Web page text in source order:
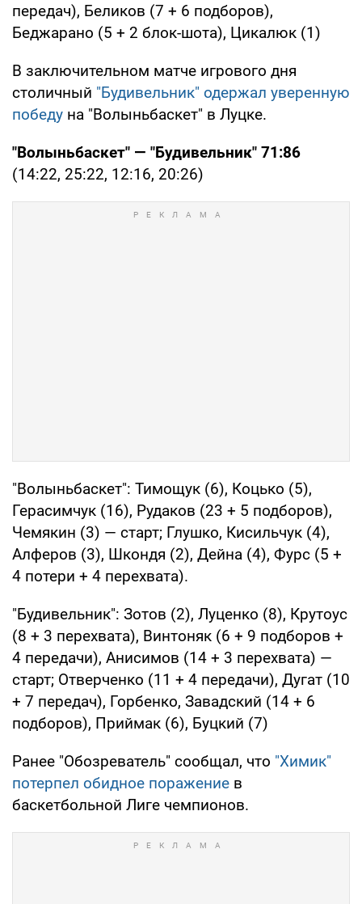
передач), Беликов (7 + 6 подборов),
Беджарано (5 + 2 блок-шота), Цикалюк (1)
В заключительном матче игрового дня
столичный "Будивельник" одержал уверенную
победу на "Волыньбаскет" в Луцке.
"Волыньбаскет" — "Будивельник" 71:86
(14:22, 25:22, 12:16, 20:26)
"Волыньбаскет": Тимощук (6), Коцько (5),
Герасимчук (16), Рудаков (23 + 5 подборов),
Чемякин (3) — старт; Глушко, Кисильчук (4),
Алферов (3), Шкондя (2), Дейна (4), Фурс (5 +
4 потери + 4 перехвата).
"Будивельник": Зотов (2), Луценко (8), Крутоус
(8 + 3 перехвата), Винтоняк (6 + 9 подборов +
4 передачи), Анисимов (14 + 3 перехвата) —
старт; Отверченко (11 + 4 передачи), Дугат (10
+ 7 передач), Горбенко, Завадский (14 + 6
подборов), Приймак (6), Буцкий (7)
Ранее "Обозреватель" сообщал, что "Химик"
потерпел обидное поражение в
баскетбольной Лиге чемпионов.